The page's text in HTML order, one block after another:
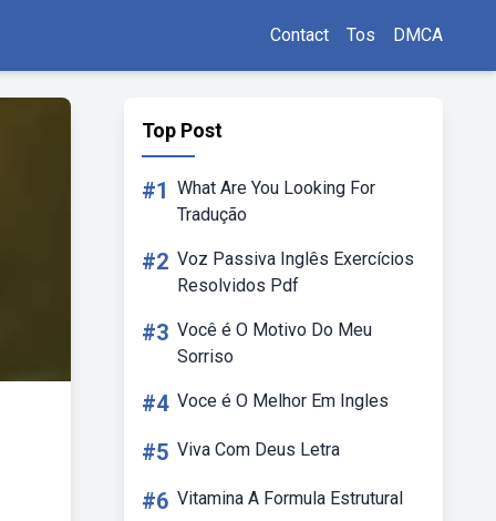
Contact Tos DMCA
Top Post
#1 What Are You Looking For
Tradução
#2 Voz Passiva Inglês Exercícios
Resolvidos Pdf
#3 Você é O Motivo Do Meu
Sorriso
#4 Voce é O Melhor Em Ingles
#5 Viva Com Deus Letra
#6 Vitamina A Formula Estrutural